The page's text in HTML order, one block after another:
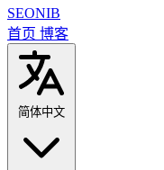
SEONIB
首页 博客
简体中文